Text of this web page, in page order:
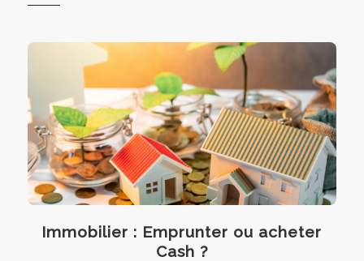
Immobilier : Emprunter ou acheter
Cash ?